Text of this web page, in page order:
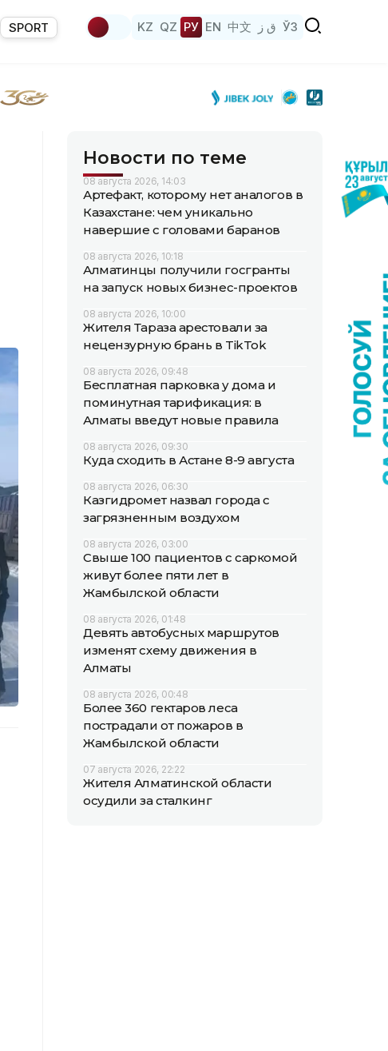
SPORT KZ QZ РУ EN 中文 ق ز ЎЗ
Новости по теме
08 августа 2026, 14:03
Артефакт, которому нет аналогов в
Казахстане: чем уникально
навершие с головами баранов
08 августа 2026, 10:18
Алматинцы получили госгранты
на запуск новых бизнес-проектов
08 августа 2026, 10:00
Жителя Тараза арестовали за
нецензурную брань в TikTok
08 августа 2026, 09:48
Бесплатная парковка у дома и
поминутная тарификация: в
Алматы введут новые правила
08 августа 2026, 09:30
Куда сходить в Астане 8-9 августа
08 августа 2026, 06:30
Казгидромет назвал города с
загрязненным воздухом
08 августа 2026, 03:00
Свыше 100 пациентов с саркомой
живут более пяти лет в
Жамбылской области
08 августа 2026, 01:48
Девять автобусных маршрутов
изменят схему движения в
Алматы
08 августа 2026, 00:48
Более 360 гектаров леса
пострадали от пожаров в
Жамбылской области
07 августа 2026, 22:22
Жителя Алматинской области
осудили за сталкинг